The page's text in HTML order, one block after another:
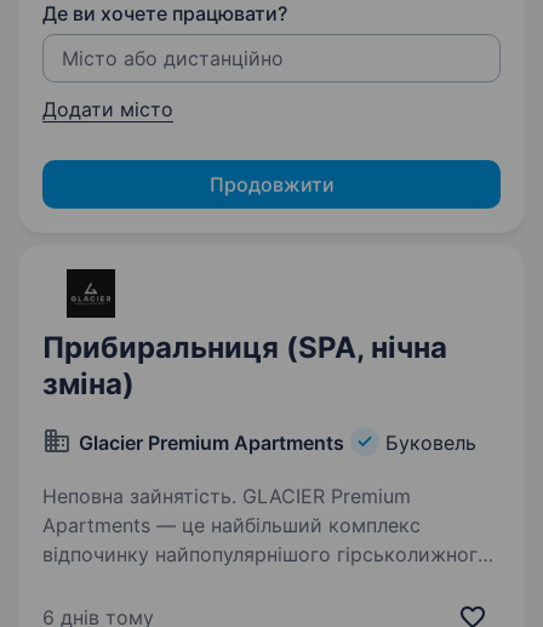
Де ви хочете працювати?
Додати місто
Продовжити
Прибиральниця (SPA, нічна
зміна)
Glacier Premium Apartments Буковель
Неповна зайнятість. GLACIER Premium
Apartments — це найбільший комплекс
відпочинку найпопулярнішого гірськолижного
гостинності і комфорту, сучасний дизайн
6 днів тому